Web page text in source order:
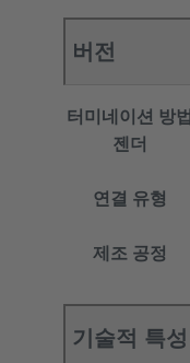
버전
터미네이션 방법
젠더
연결 유형
제조 공정
기술적 특성